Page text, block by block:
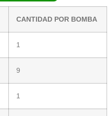
CANTIDAD POR BOMBA
1
9
1